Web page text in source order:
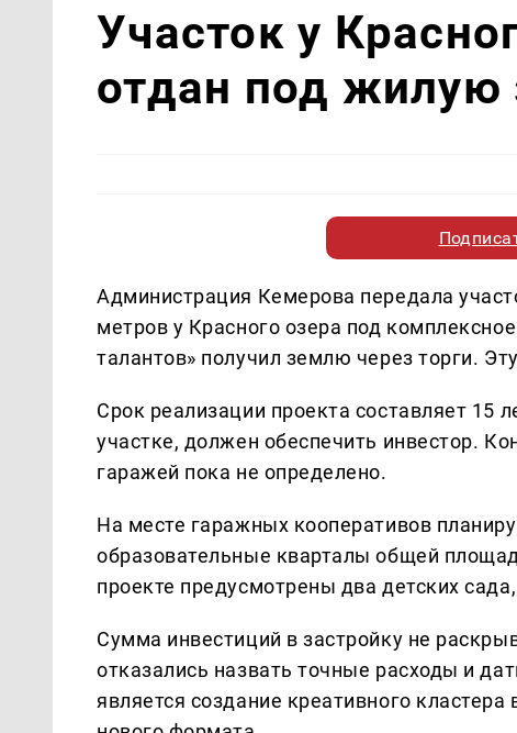
Участок у
отдан под жилую
Администрация Кемерова передала
метров у Красного озера под
талантов» получил землю через торги.
Срок реализации проекта составляет 15
участке, должен обеспечить инвестор.
гаражей пока не определено.
На месте гаражных кооперативов
образовательные кварталы общей
проекте предусмотрены два детских
Сумма инвестиций в застройку не
отказались назвать точные расходы и
является создание креативного